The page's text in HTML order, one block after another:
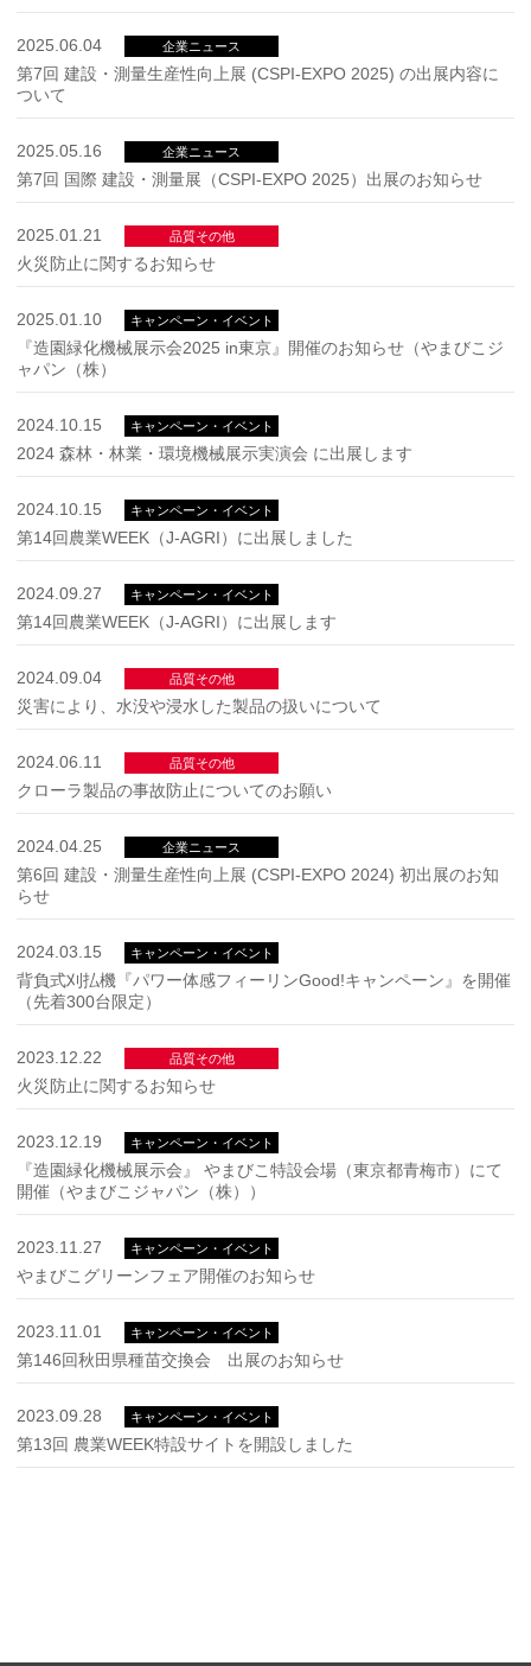
2025.06.04 企業ニュース
第7回 建設・測量生産性向上展 (CSPI-EXPO 2025) の出展内容に
ついて
2025.05.16 企業ニュース
第7回 国際 建設・測量展（CSPI-EXPO 2025）出展のお知らせ
2025.01.21 品質その他
火災防止に関するお知らせ
2025.01.10 キャンペーン・イベント
『造園緑化機械展示会2025 in東京』開催のお知らせ（やまびこジ
ャパン（株）
2024.10.15 キャンペーン・イベント
2024 森林・林業・環境機械展示実演会 に出展します
2024.10.15 キャンペーン・イベント
第14回農業WEEK（J-AGRI）に出展しました
2024.09.27 キャンペーン・イベント
第14回農業WEEK（J-AGRI）に出展します
2024.09.04 品質その他
災害により、水没や浸水した製品の扱いについて
2024.06.11 品質その他
クローラ製品の事故防止についてのお願い
2024.04.25 企業ニュース
第6回 建設・測量生産性向上展 (CSPI-EXPO 2024) 初出展のお知
らせ
2024.03.15 キャンペーン・イベント
背負式刈払機『パワー体感フィーリンGood!キャンペーン』を開催
（先着300台限定）
2023.12.22 品質その他
火災防止に関するお知らせ
2023.12.19 キャンペーン・イベント
『造園緑化機械展示会』 やまびこ特設会場（東京都青梅市）にて
開催（やまびこジャパン（株））
2023.11.27 キャンペーン・イベント
やまびこグリーンフェア開催のお知らせ
2023.11.01 キャンペーン・イベント
第146回秋田県種苗交換会 出展のお知らせ
2023.09.28 キャンペーン・イベント
第13回 農業WEEK特設サイトを開設しました